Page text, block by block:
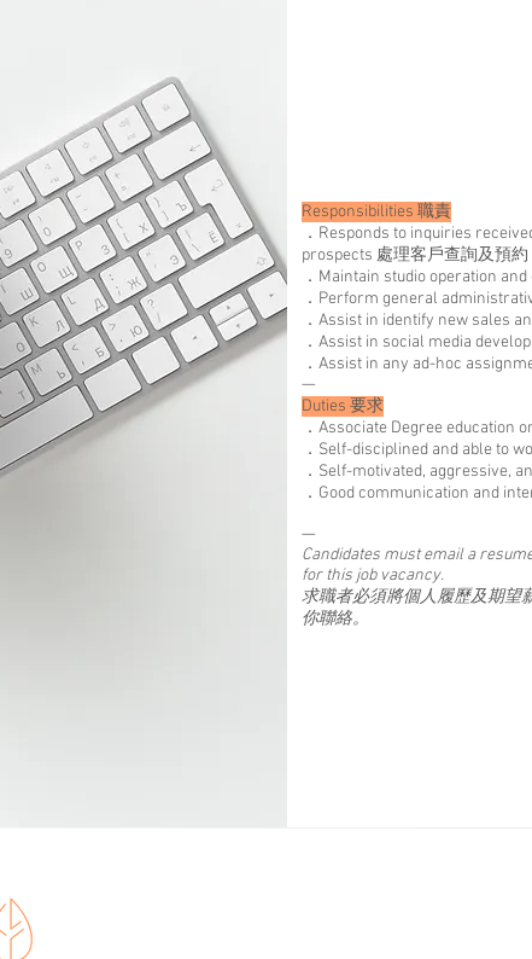
Responsibilities 職責
．Responds to inquiries
prospects 處理客戶查詢及預約
．Maintain studio operation
．Perform general
．Assist in identify new sales
．Assist in social media
．Assist in any ad-hoc
—
Duties 要求
．Associate Degree education
．Self-disciplined and able to
．Self-motivated, aggressive,
．Good communication and
—
Candidates must email a
for this job vacancy.
求職者必須將個人履歷及期望
你聯絡。